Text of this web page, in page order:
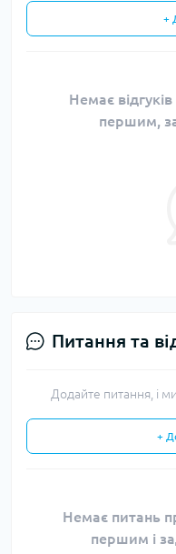
+
Немає
першим,
Питання та
Додайте питання, і
+
Немає питань
першим і